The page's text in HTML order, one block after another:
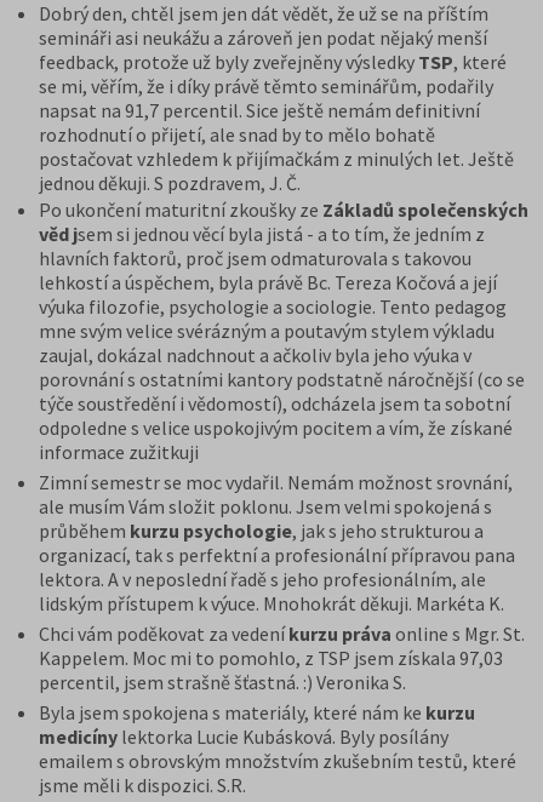
Dobrý den, chtěl jsem jen dát vědět, že už se na příštím
semináři asi neukážu a zároveň jen podat nějaký menší
feedback, protože už byly zveřejněny výsledky TSP, které
se mi, věřím, že i díky právě těmto seminářům, podařily
napsat na 91,7 percentil. Sice ještě nemám definitivní
rozhodnutí o přijetí, ale snad by to mělo bohatě
postačovat vzhledem k přijímačkám z minulých let. Ještě
jednou děkuji. S pozdravem, J. Č.
Po ukončení maturitní zkoušky ze Základů společenských
věd jsem si jednou věcí byla jistá - a to tím, že jedním z
hlavních faktorů, proč jsem odmaturovala s takovou
lehkostí a úspěchem, byla právě Bc. Tereza Kočová a její
výuka filozofie, psychologie a sociologie. Tento pedagog
mne svým velice svérázným a poutavým stylem výkladu
zaujal, dokázal nadchnout a ačkoliv byla jeho výuka v
porovnání s ostatními kantory podstatně náročnější (co se
týče soustředění i vědomostí), odcházela jsem ta sobotní
odpoledne s velice uspokojivým pocitem a vím, že získané
informace zužitkuji
Zimní semestr se moc vydařil. Nemám možnost srovnání,
ale musím Vám složit poklonu. Jsem velmi spokojená s
průběhem kurzu psychologie, jak s jeho strukturou a
organizací, tak s perfektní a profesionální přípravou pana
lektora. A v neposlední řadě s jeho profesionálním, ale
lidským přístupem k výuce. Mnohokrát děkuji. Markéta K.
Chci vám poděkovat za vedeníkurzu práva online s Mgr. St.
Kappelem. Moc mi to pomohlo, z TSP jsem získala 97,03
percentil, jsem strašně šťastná. :) Veronika S.
Byla jsem spokojena s materiály, které nám ke kurzu
medicíny lektorka Lucie Kubásková. Byly posílány
emailem s obrovským množstvím zkušebním testů, které
jsme měli k dispozici. S.R.